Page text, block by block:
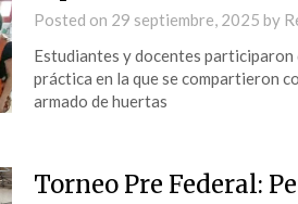
Posted on 29 septiembre, 2025 by
Estudiantes y docentes
práctica en la que se compartieron
armado de huertas
Torneo Pre Federal: